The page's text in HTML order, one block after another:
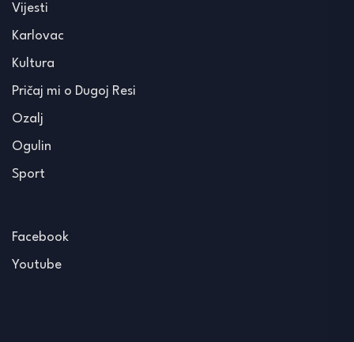
Vijesti
Karlovac
Kultura
Pričaj mi o Dugoj Resi
Ozalj
Ogulin
Sport
Facebook
Youtube